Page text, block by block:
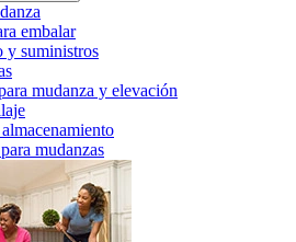
embalar
y suministros
mudanza y elevación
mudanzas